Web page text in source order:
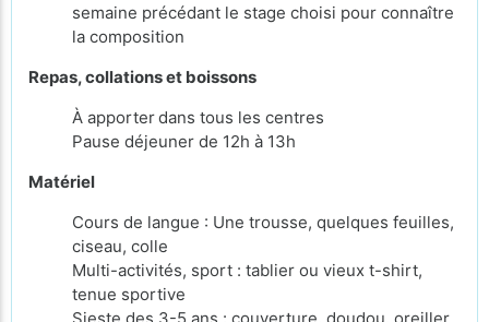
semaine précédant le stage choisi pour connaître
la composition
Repas, collations et boissons
À apporterdans tous les centres
Pause déjeuner de 12h à 13h
Matériel
Cours de langue : Une trousse, quelques feuilles,
ciseau, colle
Multi-activités, sport : tablier ou vieux t-shirt,
tenue sportive
Sieste des 3-5 ans : couverture, doudou, oreiller